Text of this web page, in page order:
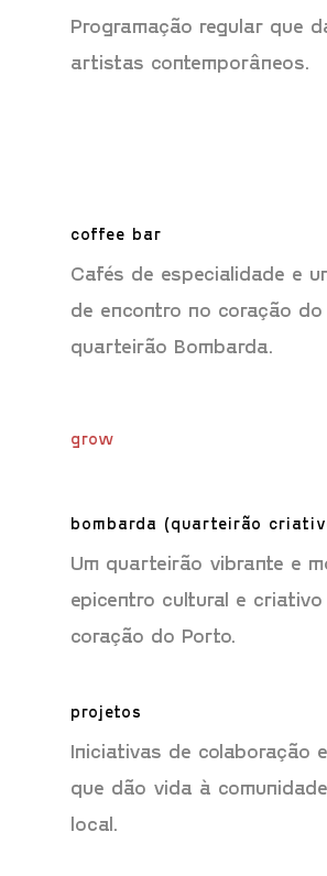
Programação regular que
artistas contemporâneos.
coffee bar
Cafés de especialidade e
de encontro no coração do
quarteirão Bombarda.
grow
bombarda (quarteirão
Um quarteirão vibrante e
epicentro cultural e criativo
coração do Porto.
projetos
Iniciativas de colaboração
que dão vida à
local.